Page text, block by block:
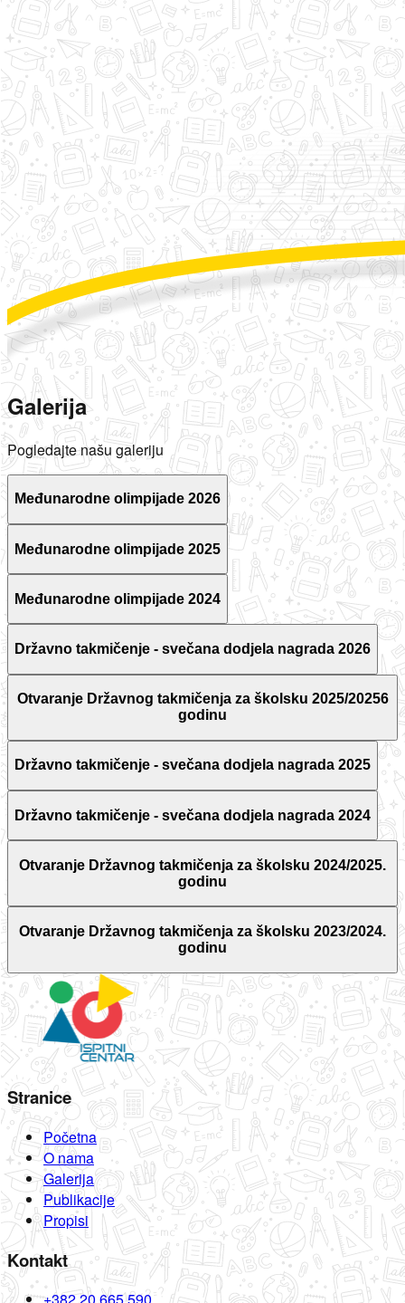
Galerija
Pogledajte našu galeriju
Međunarodne olimpijade 2026
Međunarodne olimpijade 2025
Međunarodne olimpijade 2024
Državno takmičenje - svečana dodjela nagrada 2026
Otvaranje Državnog takmičenja za školsku 2025/20256
godinu
Državno takmičenje - svečana dodjela nagrada 2025
Državno takmičenje - svečana dodjela nagrada 2024
Otvaranje Državnog takmičenja za školsku 2024/2025.
godinu
Otvaranje Državnog takmičenja za školsku 2023/2024.
godinu
Stranice
Početna
O nama
Galerija
Publikacije
Propisi
Kontakt